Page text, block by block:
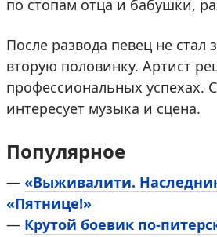
по стопам отца и бабушки,
После развода певец не
вторую половинку. Артист
профессиональных
интересует музыка и сцена.
Популярное
— «Выживалити.
«Пятнице!»
— Крутой боевик по-